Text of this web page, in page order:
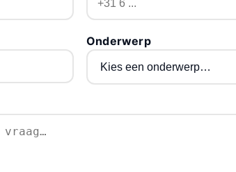
Onderwerp